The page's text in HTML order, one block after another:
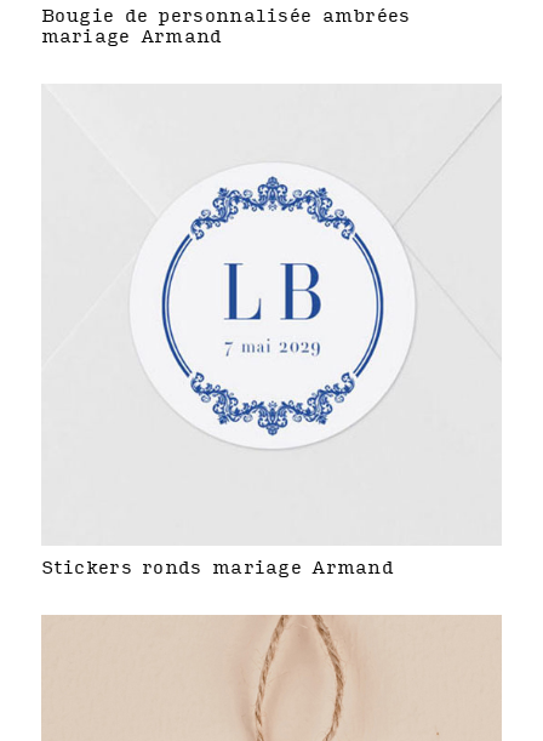
Bougie de personnalisée ambrées
mariage Armand
Stickers ronds mariage Armand